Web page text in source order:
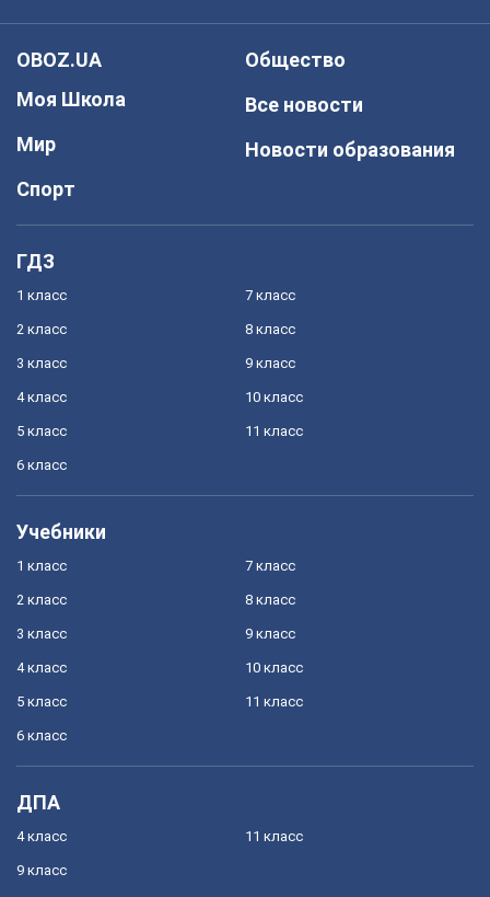
OBOZ.UA
Моя Школа
Мир
Спорт
Общество
Все новости
Новости образования
ГДЗ
1 класс
2 класс
3 класс
4 класс
5 класс
6 класс
7 класс
8 класс
9 класс
10 класс
11 класс
Учебники
1 класс
2 класс
3 класс
4 класс
5 класс
6 класс
7 класс
8 класс
9 класс
10 класс
11 класс
ДПА
4 класс
9 класс
11 класс